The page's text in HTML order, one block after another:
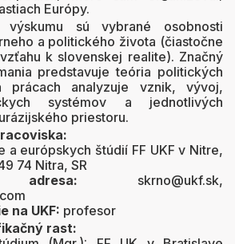
Európy.
výskumu sú vybrané osobnosti
a politického života (čiastočne
k slovenskej realite). Značný
predstavuje teória politických
prácach analyzuje vznik, vývoj,
systémov a jednotlivých
priestoru.
a európskych štúdií FF UKF v Nitre,
74 Nitra, SR
adresa: skrno@ukf.sk,
na UKF: profesor
rast: